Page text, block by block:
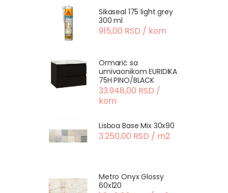
Sikaseal 175 light grey
300 ml
915,00 RSD / kom
Ormarić sa
umivaonikom EURIDIKA
75H PINO/BLACK
33.948,00 RSD /
kom
Lisboa Base Mix 30x90
3.250,00 RSD / m2
Metro Onyx Glossy
60x120